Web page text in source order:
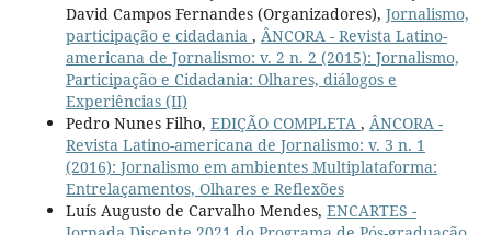
David Campos Fernandes (Organizadores), Jornalismo,
participação e cidadania , ÂNCORA - Revista Latino-
americana de Jornalismo: v. 2 n. 2 (2015): Jornalismo,
Participação e Cidadania: Olhares, diálogos e
Experiências (II)
Pedro Nunes Filho, EDIÇÃO COMPLETA , ÂNCORA -
Revista Latino-americana de Jornalismo: v. 3 n. 1
(2016): Jornalismo em ambientes Multiplataforma:
Entrelaçamentos, Olhares e Reflexões
Luís Augusto de Carvalho Mendes, ENCARTES -